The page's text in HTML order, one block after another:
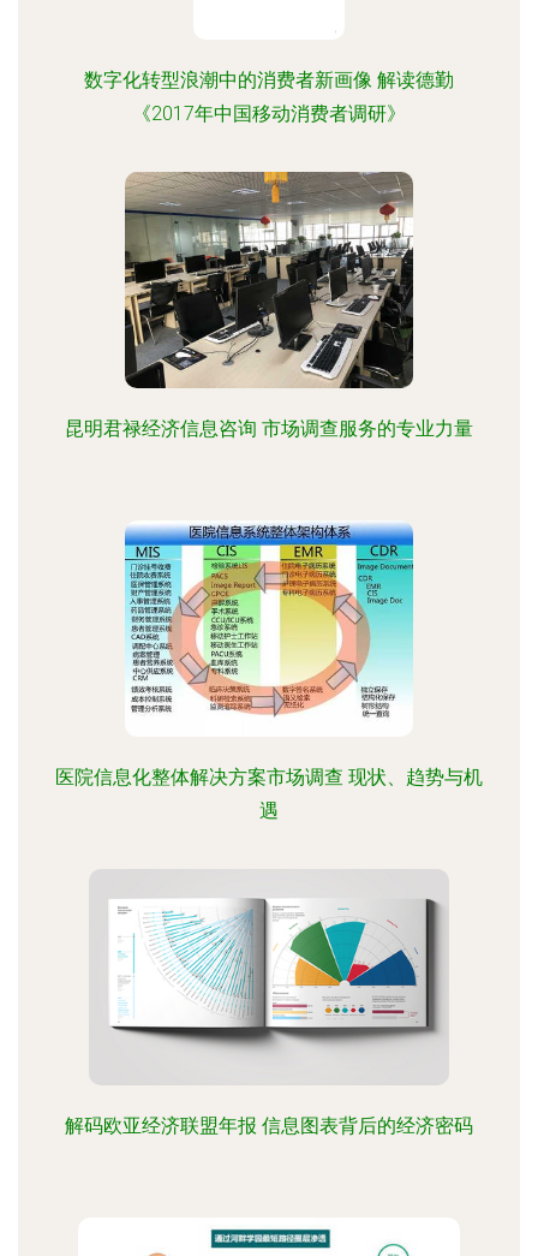
数字化转型浪潮中的消费者新画像 解读德勤
《2017年中国移动消费者调研》
昆明君禄经济信息咨询 市场调查服务的专业力量
医院信息化整体解决方案市场调查 现状、趋势与机
遇
解码欧亚经济联盟年报 信息图表背后的经济密码